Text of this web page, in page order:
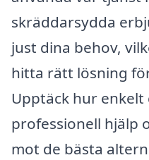
skräddarsydda
just dina behov,
hitta rätt lösning
Upptäck hur
professionell hjälp
mot de bästa